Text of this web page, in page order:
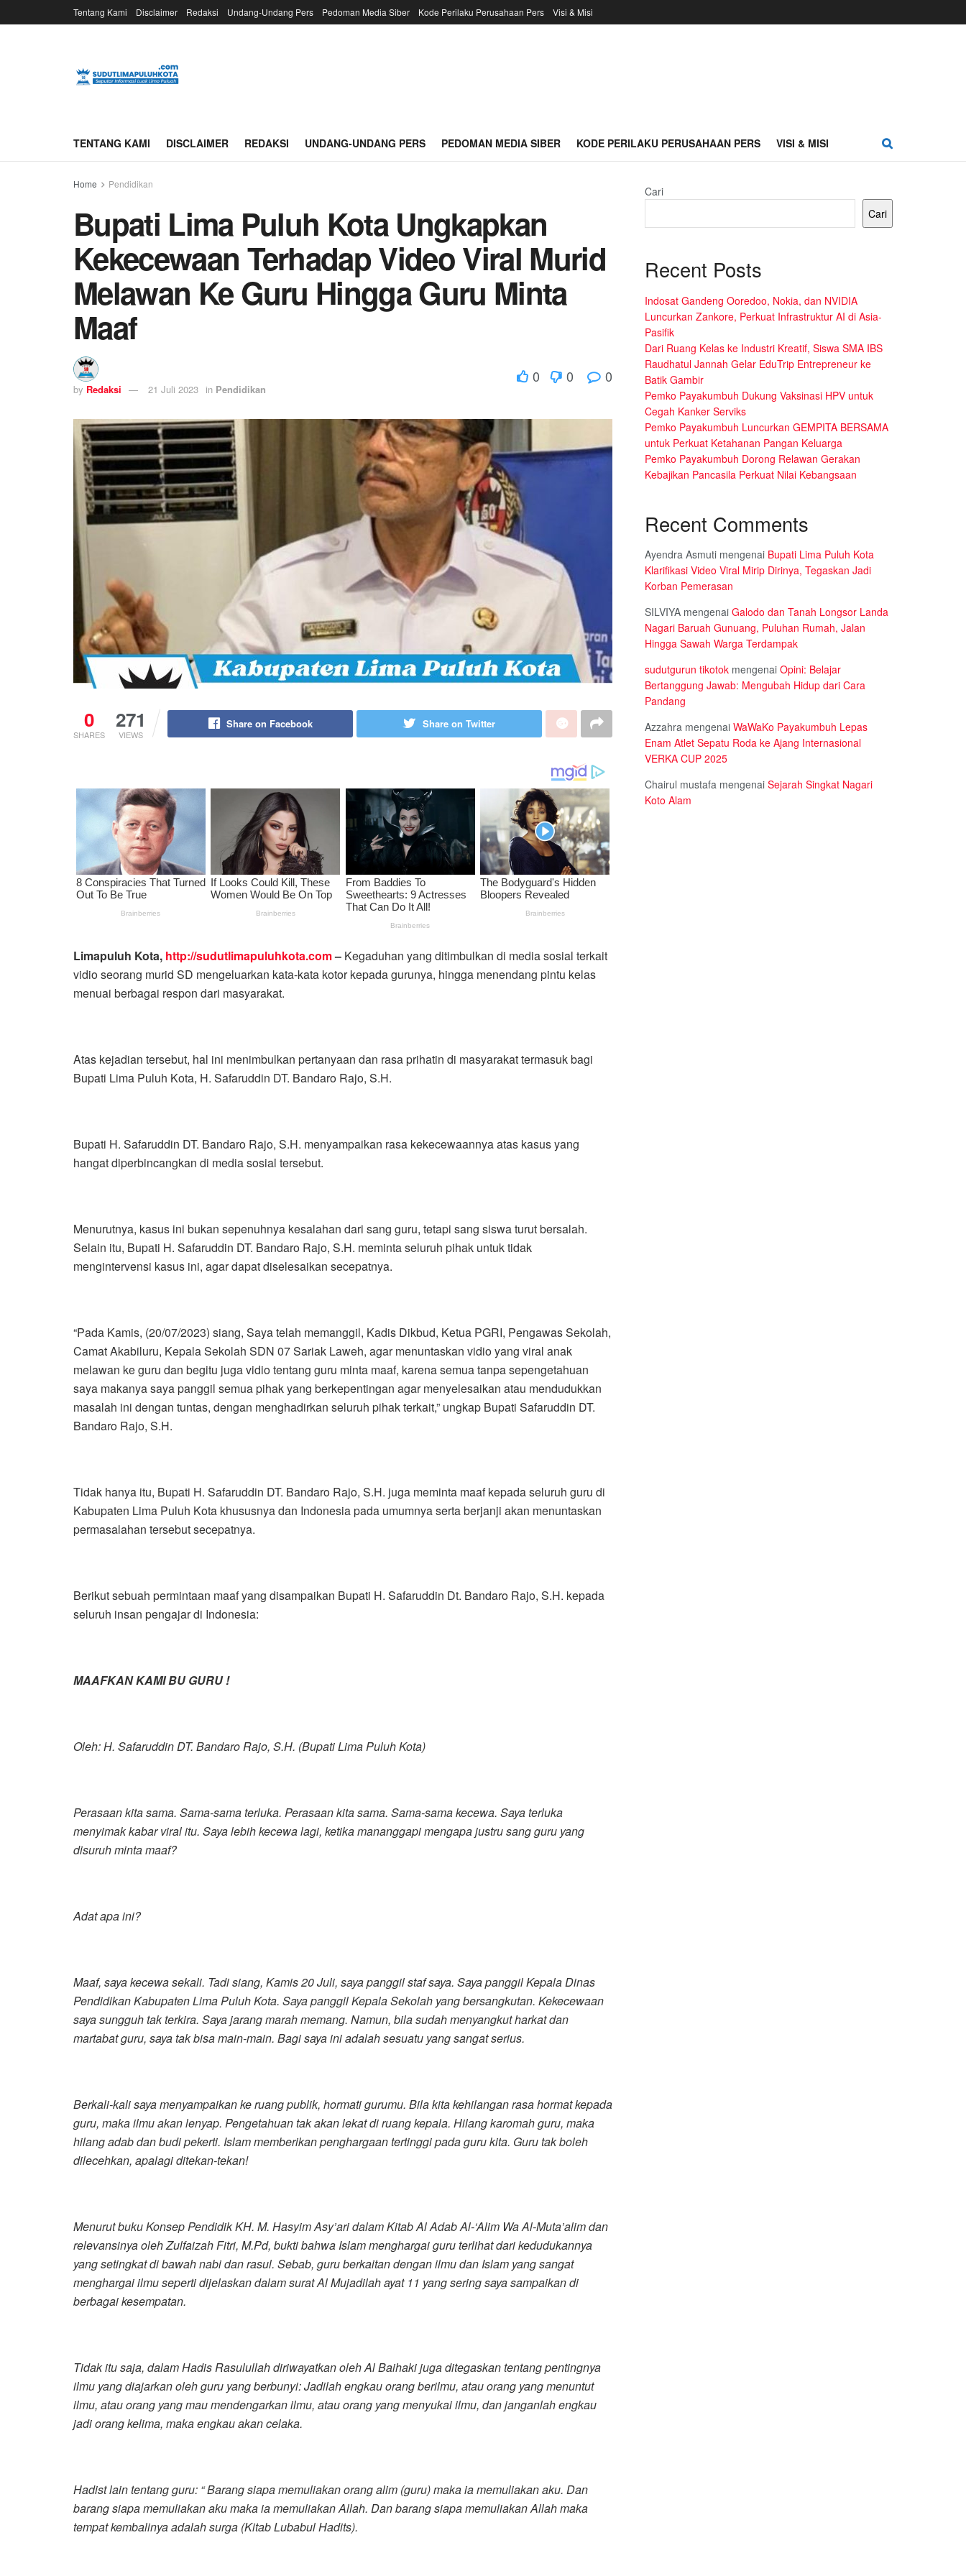
Tentang Kami Disclaimer Redaksi Undang-Undang Pers Pedoman Media Siber Kode Perilaku Perusahaan Pers Visi & Misi
TENTANG KAMI DISCLAIMER REDAKSI UNDANG-UNDANG PERS PEDOMAN MEDIA SIBER KODE PERILAKU PERUSAHAAN PERS VISI & MISI
Home Pendidikan
Bupati Lima Puluh Kota Ungkapkan
Kekecewaan Terhadap Video Viral Murid
Melawan Ke Guru Hingga Guru Minta
Maaf
by Redaksi 21 Juli 2023 in Pendidikan
0 0 0
0
SHARES
271
VIEWS
Share on Facebook Share on Twitter
Limapuluh Kota, http://sudutlimapuluhkota.com– Kegaduhan yang ditimbulkan di media sosial terkait
vidio seorang murid SD mengeluarkan kata-kata kotor kepada gurunya, hingga menendang pintu kelas
menuai berbagai respon dari masyarakat.
Atas kejadian tersebut, hal ini menimbulkan pertanyaan dan rasa prihatin di masyarakat termasuk bagi
Bupati Lima Puluh Kota, H. Safaruddin DT. Bandaro Rajo, S.H.
Bupati H. Safaruddin DT. Bandaro Rajo, S.H. menyampaikan rasa kekecewaannya atas kasus yang
hangat diperbincangkan di media sosial tersebut.
Menurutnya, kasus ini bukan sepenuhnya kesalahan dari sang guru, tetapi sang siswa turut bersalah.
Selain itu, Bupati H. Safaruddin DT. Bandaro Rajo, S.H. meminta seluruh pihak untuk tidak
mengintervensi kasus ini, agar dapat diselesaikan secepatnya.
“Pada Kamis, (20/07/2023) siang, Saya telah memanggil, Kadis Dikbud, Ketua PGRI, Pengawas Sekolah,
Camat Akabiluru, Kepala Sekolah SDN 07 Sariak Laweh, agar menuntaskan vidio yang viral anak
melawan ke guru dan begitu juga vidio tentang guru minta maaf, karena semua tanpa sepengetahuan
saya makanya saya panggil semua pihak yang berkepentingan agar menyelesaikan atau mendudukkan
masalah ini dengan tuntas, dengan menghadirkan seluruh pihak terkait,” ungkap Bupati Safaruddin DT.
Bandaro Rajo, S.H.
Tidak hanya itu, Bupati H. Safaruddin DT. Bandaro Rajo, S.H. juga meminta maaf kepada seluruh guru di
Kabupaten Lima Puluh Kota khususnya dan Indonesia pada umumnya serta berjanji akan menuntaskan
permasalahan tersebut secepatnya.
Berikut sebuah permintaan maaf yang disampaikan Bupati H. Safaruddin Dt. Bandaro Rajo, S.H. kepada
seluruh insan pengajar di Indonesia:
MAAFKAN KAMI BU GURU !
Oleh: H. Safaruddin DT. Bandaro Rajo, S.H. (Bupati Lima Puluh Kota)
Perasaan kita sama. Sama-sama terluka. Perasaan kita sama. Sama-sama kecewa. Saya terluka
menyimak kabar viral itu. Saya lebih kecewa lagi, ketika mananggapi mengapa justru sang guru yang
disuruh minta maaf?
Adat apa ini?
Maaf, saya kecewa sekali. Tadi siang, Kamis 20 Juli, saya panggil staf saya. Saya panggil Kepala Dinas
Pendidikan Kabupaten Lima Puluh Kota. Saya panggil Kepala Sekolah yang bersangkutan. Kekecewaan
saya sungguh tak terkira. Saya jarang marah memang. Namun, bila sudah menyangkut harkat dan
martabat guru, saya tak bisa main-main. Bagi saya ini adalah sesuatu yang sangat serius.
Berkali-kali saya menyampaikan ke ruang publik, hormati gurumu. Bila kita kehilangan rasa hormat kepada
guru, maka ilmu akan lenyap. Pengetahuan tak akan lekat di ruang kepala. Hilang karomah guru, maka
hilang adab dan budi pekerti. Islam memberikan penghargaan tertinggi pada guru kita. Guru tak boleh
dilecehkan, apalagi ditekan-tekan!
Menurut buku Konsep Pendidik KH. M. Hasyim Asy’ari dalam Kitab Al Adab Al-‘Alim Wa Al-Muta’alim dan
relevansinya oleh Zulfaizah Fitri, M.Pd, bukti bahwa Islam menghargai guru terlihat dari kedudukannya
yang setingkat di bawah nabi dan rasul. Sebab, guru berkaitan dengan ilmu dan Islam yang sangat
menghargai ilmu seperti dijelaskan dalam surat Al Mujadilah ayat 11 yang sering saya sampaikan di
berbagai kesempatan.
Tidak itu saja, dalam Hadis Rasulullah diriwayatkan oleh Al Baihaki juga ditegaskan tentang pentingnya
ilmu yang diajarkan oleh guru yang berbunyi: Jadilah engkau orang berilmu, atau orang yang menuntut
ilmu, atau orang yang mau mendengarkan ilmu, atau orang yang menyukai ilmu, dan janganlah engkau
jadi orang kelima, maka engkau akan celaka.
Hadist lain tentang guru: “ Barang siapa memuliakan orang alim (guru) maka ia memuliakan aku. Dan
barang siapa memuliakan aku maka ia memuliakan Allah. Dan barang siapa memuliakan Allah maka
tempat kembalinya adalah surga (Kitab Lubabul Hadits).
Cari
Cari
Recent Posts
Indosat Gandeng Ooredoo, Nokia, dan NVIDIA
Luncurkan Zankore, Perkuat Infrastruktur AI di Asia-
Pasifik
Dari Ruang Kelas ke Industri Kreatif, Siswa SMA IBS
Raudhatul Jannah Gelar EduTrip Entrepreneur ke
Batik Gambir
Pemko Payakumbuh Dukung Vaksinasi HPV untuk
Cegah Kanker Serviks
Pemko Payakumbuh Luncurkan GEMPITA BERSAMA
untuk Perkuat Ketahanan Pangan Keluarga
Pemko Payakumbuh Dorong Relawan Gerakan
Kebajikan Pancasila Perkuat Nilai Kebangsaan
Recent Comments
Ayendra Asmuti mengenai Bupati Lima Puluh Kota
Klarifikasi Video Viral Mirip Dirinya, Tegaskan Jadi
Korban Pemerasan
SILVIYA mengenai Galodo dan Tanah Longsor Landa
Nagari Baruah Gunuang, Puluhan Rumah, Jalan
Hingga Sawah Warga Terdampak
sudutgurun tikotok mengenai Opini: Belajar
Bertanggung Jawab: Mengubah Hidup dari Cara
Pandang
Azzahra mengenai WaWaKo Payakumbuh Lepas
Enam Atlet Sepatu Roda ke Ajang Internasional
VERKA CUP 2025
Chairul mustafa mengenai Sejarah Singkat Nagari
Koto Alam